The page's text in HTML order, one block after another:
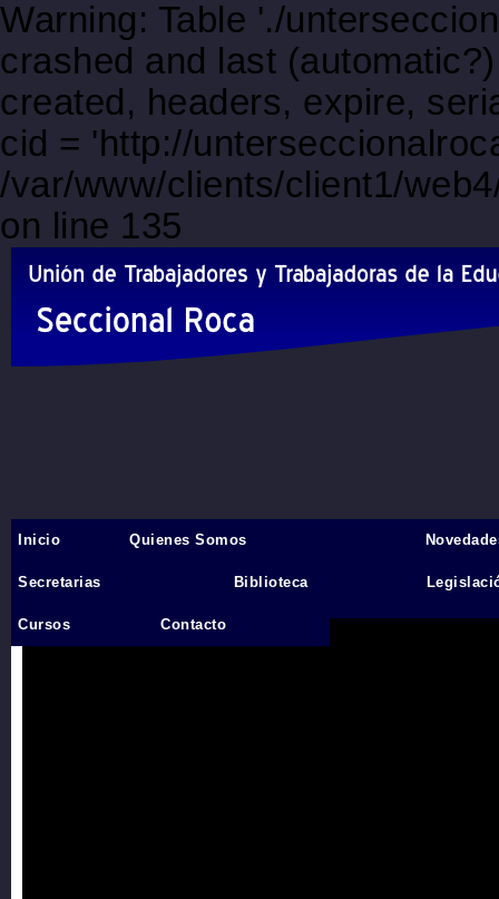
Warning: Table './
crashed and last
created, headers, expire,
cid = 'http://
/var/www/clients/client1/
on line 135
Inicio
Inicio Quienes Somos
Secretarias Biblioteca
Cursos Contacto